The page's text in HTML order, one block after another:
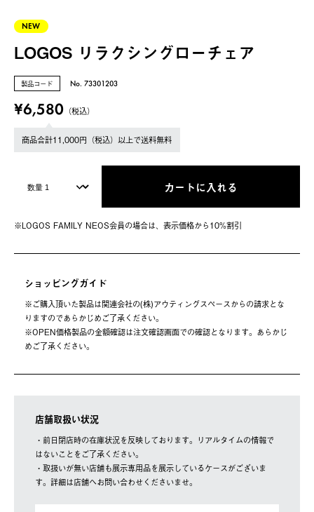
NEW
LOGOS リラクシングローチェア
製品コード No. 73301203
¥6,580 （税込）
商品合計11,000円（税込）以上で送料無料
カートに入れる
※LOGOS FAMILY NEOS会員の場合は、表⽰価格から10%割引
ショッピングガイド
※ご購⼊頂いた製品は関連会社の(株)アウティングスペースからの請求とな
りますのであらかじめご了承ください。
※OPEN価格製品の⾦額確認は注⽂確認画⾯での確認となります。あらかじ
めご了承ください。
店舗取扱い状況
・前日閉店時の在庫状況を反映しております。リアルタイムの情報で
はないことをご了承ください。
・取扱いが無い店舗も展示専用品を展示しているケースがございま
す。詳細は店舗へお問い合わせくださいませ。